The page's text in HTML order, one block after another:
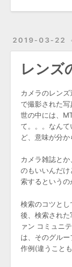
2019-03-22
レンズ
カメラのレン
で撮影された写
世の中には、
て。。。なん
ど、意味が分か
カメラ雑誌と
のもいいんだ
索するというの
検索のコツと
後、検索され
ァン コミュニ
は、そのグル
作例(違うこと